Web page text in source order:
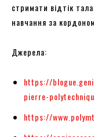
стримати відтік
навчання за
Джерела:
https://
pierre-
https://